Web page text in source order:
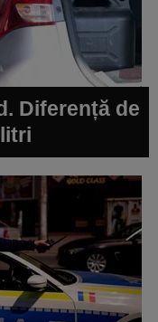
Diferență de